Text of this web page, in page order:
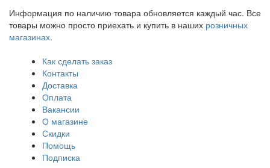
Информация по наличию товара обновляется каждый час. Все
товары можно просто приехать и купить в наших розничных
магазинах.
Как сделать заказ
Контакты
Доставка
Оплата
Вакансии
О магазине
Скидки
Помощь
Подписка